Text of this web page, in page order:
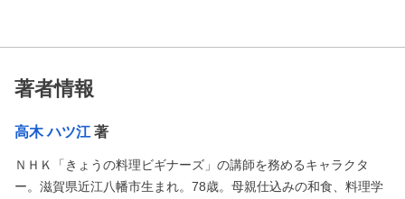
著者情報
高木 ハツ江 著
ＮＨＫ「きょうの料理ビギナーズ」の講師を務めるキャラクタ
ー。滋賀県近江八幡市生まれ。78歳。母親仕込みの和食、料理学